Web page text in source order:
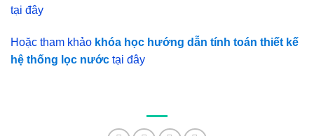
tại đây
Hoặc tham khảo khóa học hướng dẫn tính toán thiết kế
hệ thống lọc nước tại đây